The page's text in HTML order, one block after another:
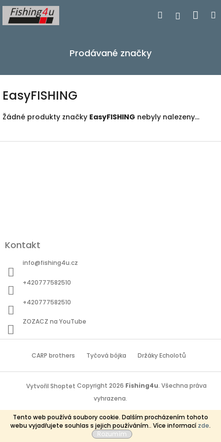
Tento web používá soubory cookie. Dalším procházením tohoto
webu vyjadřujete souhlas s jejich používáním.. Více informací zde.
Rozumím
Přejít
obsah
Hledat
Prodávané značky
EasyFISHING
Žádné produkty značky EasyFISHING nebyly nalezeny...
Kontakt
info@fishing4u.cz
+420777582510
+420777582510
ZOZACZ na YouTube
CARP brothers Tyčová bójka Držáky Echolotů
Vytvořil Shoptet Copyright 2026 Fishing4u. Všechna práva
vyhrazena.